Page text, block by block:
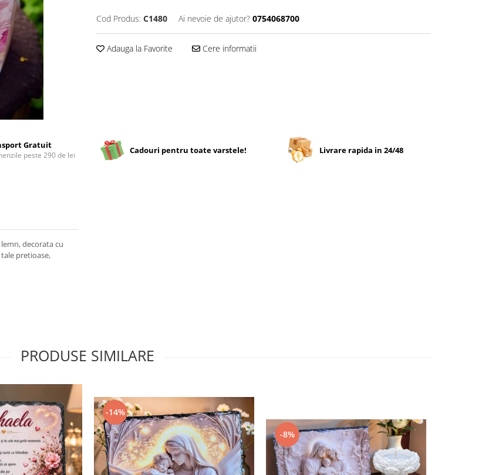
Cod Produs: C1480 Ai nevoie de ajutor? 0754068700
Adauga la Favorite Cere informatii
Gratuit
peste 290 de lei Cadouri pentru toate varstele! Livrare rapida in 24/48
decorata cu
pretioase,
PRODUSE SIMILARE
-14%
-8%